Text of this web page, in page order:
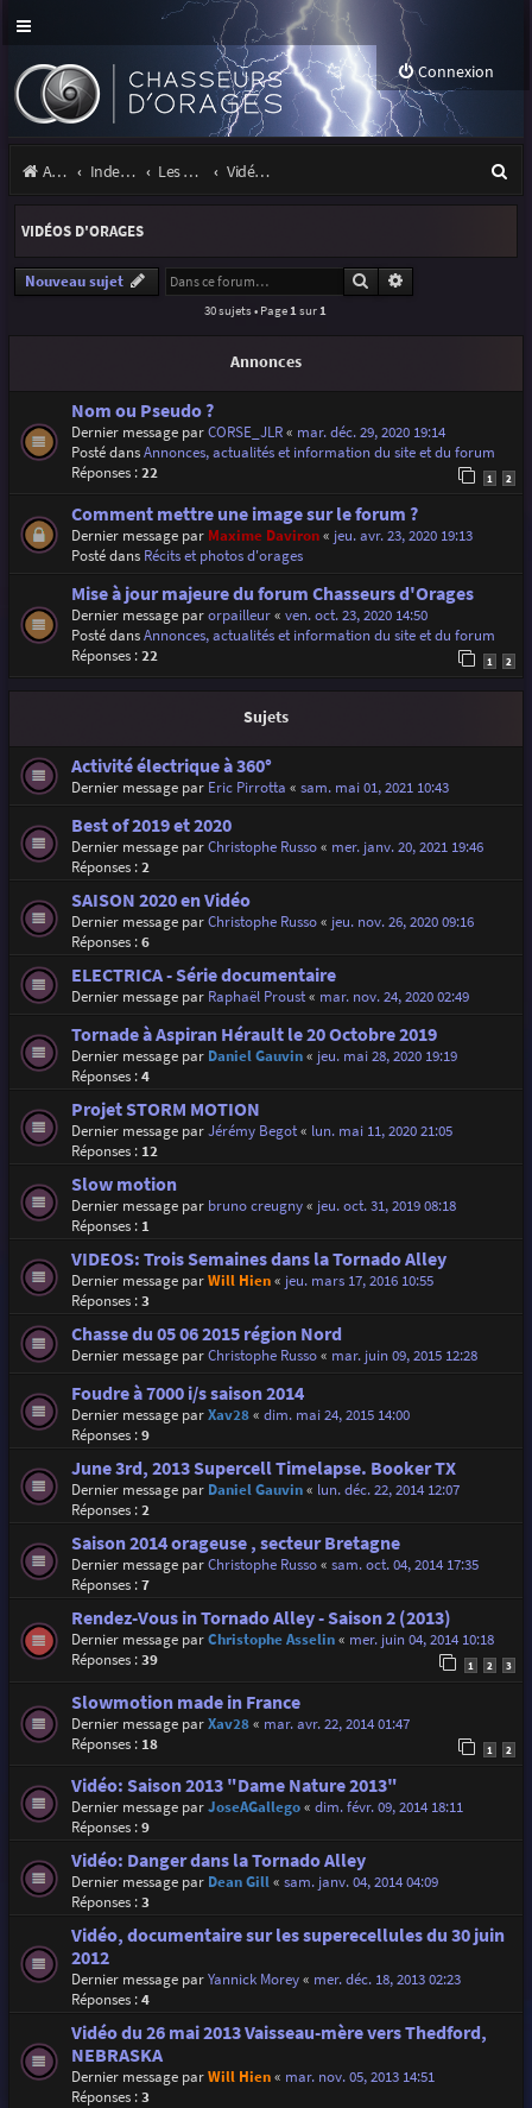
Connexion
Accueil Index du forum Les orages Vidéos d'orages
e
r
VIDÉOS D'ORAGES
Nouveau sujet Rechercher
30 sujets • Page 1 sur 1
Annonces
Nom ou Pseudo ?
Dernier message parCORSE_JLR« mar. déc. 29, 2020 19:14
Posté dansAnnonces, actualités et information du site et du forum
Réponses :22 1 2
Comment mettre une image sur le forum ?
Dernier message par Maxime Daviron« jeu. avr. 23, 2020 19:13
Posté dans Récits et photos d'orages
Mise à jour majeure du forum Chasseurs d'Orages
Dernier message parorpailleur« ven. oct. 23, 2020 14:50
Posté dansAnnonces, actualités et information du site et du forum
Réponses :22 1 2
Sujets
Activité électrique à 360°
Dernier message par Eric Pirrotta « sam. mai 01, 2021 10:43
Best of 2019 et 2020
Dernier message parChristophe Russo« mer. janv. 20, 2021 19:46
Réponses :2
SAISON 2020 en Vidéo
Dernier message parChristophe Russo« jeu. nov. 26, 2020 09:16
Réponses :6
ELECTRICA - Série documentaire
Dernier message par Raphaël Proust« mar. nov. 24, 2020 02:49
Tornade à Aspiran Hérault le 20 Octobre 2019
Dernier message par Daniel Gauvin« jeu. mai 28, 2020 19:19
Réponses :4
Projet STORM MOTION
Dernier message parJérémy Begot« lun. mai 11, 2020 21:05
Réponses : 12
Slow motion
Dernier message par bruno creugny« jeu. oct. 31, 2019 08:18
Réponses : 1
VIDEOS: Trois Semaines dans la Tornado Alley
Dernier message parWill Hien« jeu. mars 17, 2016 10:55
Réponses :3
Chasse du 05 06 2015 région Nord
Dernier message parChristophe Russo« mar. juin 09, 2015 12:28
Foudre à 7000 i/s saison 2014
Dernier message parXav28« dim. mai 24, 2015 14:00
Réponses :9
June 3rd, 2013 Supercell Timelapse. Booker TX
Dernier message par Daniel Gauvin« lun. déc. 22, 2014 12:07
Réponses :2
Saison 2014 orageuse , secteur Bretagne
Dernier message parChristophe Russo« sam. oct. 04, 2014 17:35
Réponses :7
Rendez-Vous in Tornado Alley - Saison 2 (2013)
Dernier message parChristophe Asselin« mer. juin 04, 2014 10:18
Réponses :39 1 2 3
Slowmotion made in France
Dernier message parXav28« mar. avr. 22, 2014 01:47
Réponses : 18 1 2
Vidéo: Saison 2013 "Dame Nature 2013"
Dernier message parJoseAGallego« dim. févr. 09, 2014 18:11
Réponses :9
Vidéo: Danger dans la Tornado Alley
Dernier message par Dean Gill« sam. janv. 04, 2014 04:09
Réponses :3
Vidéo, documentaire sur les superecellules du 30 juin
2012
Dernier message parYannick Morey« mer. déc. 18, 2013 02:23
Réponses :4
Vidéo du 26 mai 2013 Vaisseau-mère vers Thedford,
NEBRASKA
Dernier message parWill Hien« mar. nov. 05, 2013 14:51
Réponses :3